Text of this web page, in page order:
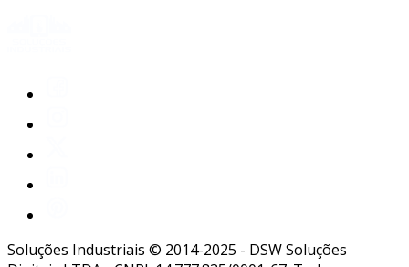
Soluções Industriais © 2014-2025 - DSW Soluções